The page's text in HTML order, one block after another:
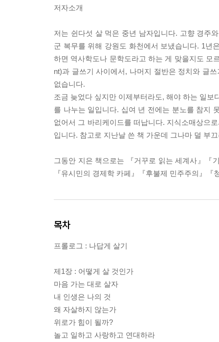
저자소개
저는 쉰다섯 살 먹은 중년 남자입니다. 고향 경주
군 복무를 위해 강원도 화천에서 보냈습니다. 1년
하면 역사학도나 문학도라고 하는 게 맞을지도 모
nt)과 글쓰기 사이에서, 나머지 절반은 정치와 글
없습니다.
조금 늦었다 싶지만 이제부터라도, 해야 하는 일
를 나누는 일입니다. 십여 년 전에는 분노를 참지
없어서 그 바리케이드를 떠납니다. 지식소매상으
입니다. 참고로 지난날 쓴 책 가운데 그나마 덜 부
그동안 지은 책으로는 『거꾸로 읽는 세계사』『
『유시민의 경제학 카페』『후불제 민주주의』
목차
프롤로그 : 나답게 살기
제1장 : 어떻게 살 것인가
마음 가는 대로 살자
내 인생은 나의 것
왜 자살하지 않는가
위로가 힘이 될까?
놀고 일하고 사랑하고 연대하라